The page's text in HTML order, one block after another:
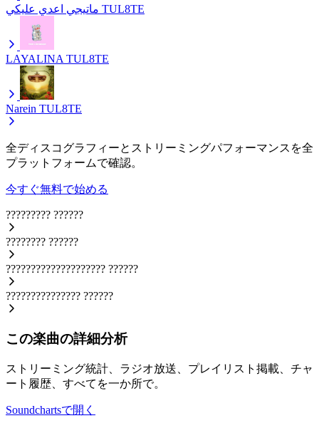
ماتيجي اعدي عليكي TUL8TE
LAYALINA TUL8TE
Narein TUL8TE
全ディスコグラフィーとストリーミングパフォーマンスを全
プラットフォームで確認。
今すぐ無料で始める
????????? ??????
???????? ??????
???????????????????? ??????
??????????????? ??????
この楽曲の詳細分析
ストリーミング統計、ラジオ放送、プレイリスト掲載、チャ
ート履歴、すべてを一か所で。
Soundchartsで開く